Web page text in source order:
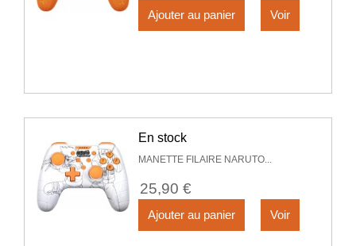
Ajouter au panier Voir
En stock
MANETTE FILAIRE NARUTO...
25,90 €
Ajouter au panier Voir